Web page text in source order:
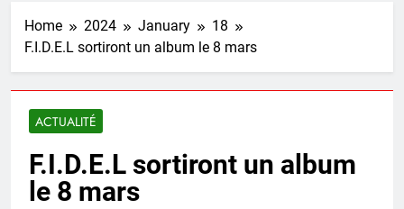
Home 2024 January
18
F.I.D.E.L sortiront un album le 8 mars
ACTUALITÉ
F.I.D.E.L sortiront un album
le 8 mars